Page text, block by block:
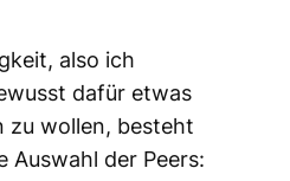
also ich
dafür etwas
zu wollen, besteht
Auswahl der Peers: